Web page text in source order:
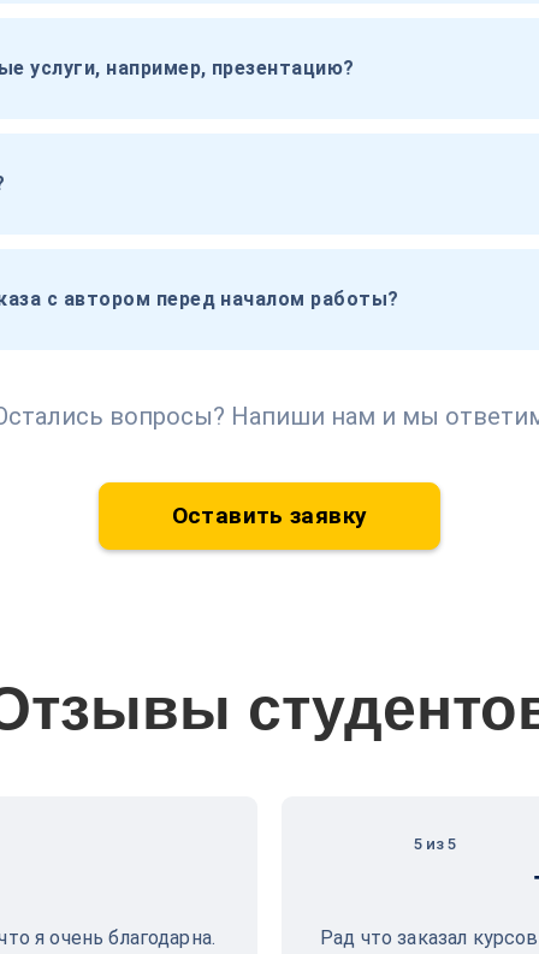
услуги, например, презентацию?
с автором перед началом работы?
вопросы? Напиши нам и мы
Оставить заявку
я очень благодарна.
5 из 5
Рад что заказал